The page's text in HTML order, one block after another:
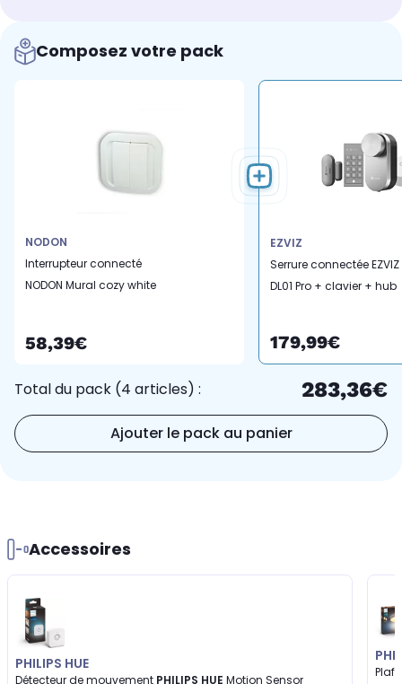
Composez votre pack
NODON
Interrupteur connecté
NODON Mural cozy white
58,39€
EZVIZ
Serrure connectée EZVIZ
DL01 Pro + clavier + hub
179,99€
Total du pack (4 articles) : 283,36€
Ajouter le pack au panier
Accessoires
PHILIPS HUE
Détecteur de mouvement PHILIPS HUE Motion Sensor